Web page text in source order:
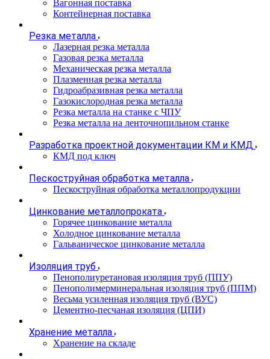
Вагонная поставка
Контейнерная поставка
Резка металла
Лазерная резка металла
Газовая резка металла
Механическая резка металла
Плазменная резка металла
Гидроабразивная резка металла
Газокислородная резка металла
Резка металла на станке с ЧПУ
Резка металла на ленточнопильном станке
Разработка проектной документации КМ и КМД
КМД под ключ
Пескоструйная обработка металла
Пескоструйная обработка металлопродукции
Цинкование металлопроката
Горячее цинкование металла
Холодное цинкование металла
Гальваническое цинкование металла
Изоляция труб
Пенополиуретановая изоляция труб (ППУ)
Пенополимерминеральная изоляция труб (ППМ)
Весьма усиленная изоляция труб (ВУС)
Цементно-песчаная изоляция (ЦПИ)
Хранение металла
Хранение на складе